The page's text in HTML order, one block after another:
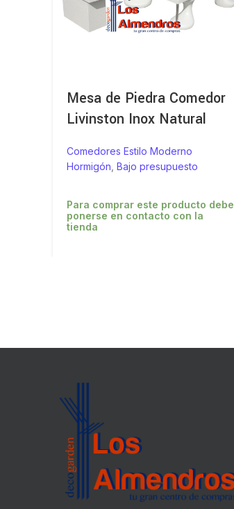
Mesa de Piedra Comedor
Livinston Inox Natural
Comedores Estilo Moderno
Hormigón Bajo presupuesto
Para comprar este producto debe
ponerse en contacto con la
tienda